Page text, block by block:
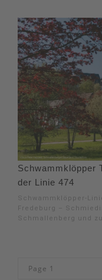
Schwammklöpper
der Linie 474
Schwammklöpper-
Fredeburg –
Schmallenberg und